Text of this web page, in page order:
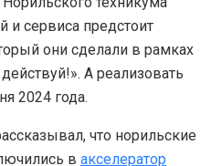
сервиса предстоит
они сделали в рамках
А реализовать
2024 года.
что норильские
в акселератор